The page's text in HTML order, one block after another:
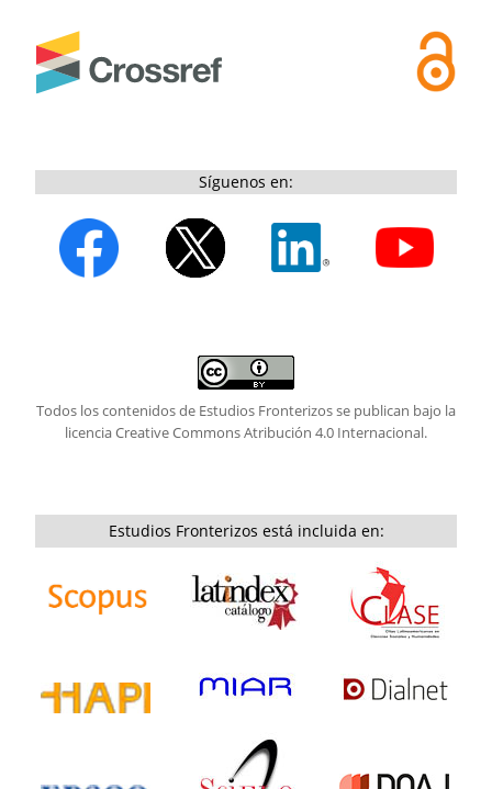
Síguenos en:
Todos los contenidos de Estudios Fronterizos se publican bajo la
licenciaCreative Commons Atribución 4.0 Internacional.
Estudios Fronterizos está incluida en: